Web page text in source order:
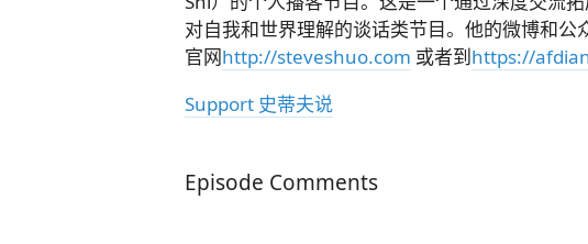
对自我和世界理解的谈话类节目。他的微博和公
官网http://steveshuo.com 或者到https://
Support 史蒂夫说
Episode Comments